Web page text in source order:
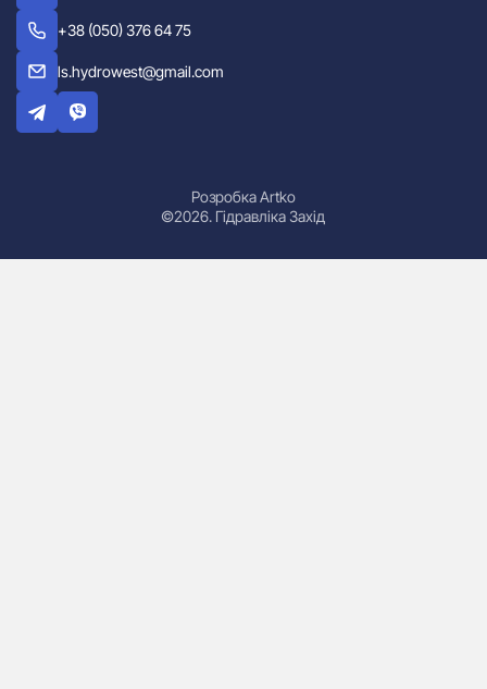
+38 (050) 376 64 75
ls.hydrowest@gmail.com
©2026. Гідравліка Захід
Розробка Artko